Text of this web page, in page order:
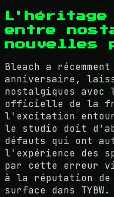
L'héritage
entre
nouvelles
Bleach a
anniversaire,
nostalgiques avec
officielle de la
l'excitation
le studio doit
défauts qui ont
l'expérience des
par cette erreur
à la réputation
surface dans TYBW.